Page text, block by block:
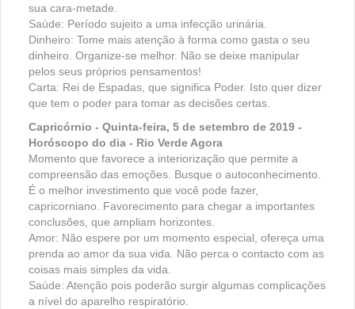
sua cara-metade.
Saúde: Período sujeito a uma infecção urinária.
Dinheiro: Tome mais atenção à forma como gasta o seu
dinheiro. Organize-se melhor. Não se deixe manipular
pelos seus próprios pensamentos!
Carta: Rei de Espadas, que significa Poder. Isto quer dizer
que tem o poder para tomar as decisões certas.
Capricórnio - Quinta-feira, 5 de setembro de 2019 -
Horóscopo do dia - Rio Verde Agora
Momento que favorece a interiorização que permite a
compreensão das emoções. Busque o autoconhecimento.
É o melhor investimento que você pode fazer,
capricorniano. Favorecimento para chegar a importantes
conclusões, que ampliam horizontes.
Amor: Não espere por um momento especial, ofereça uma
prenda ao amor da sua vida. Não perca o contacto com as
coisas mais simples da vida.
Saúde: Atenção pois poderão surgir algumas complicações
a nível do aparelho respiratório.